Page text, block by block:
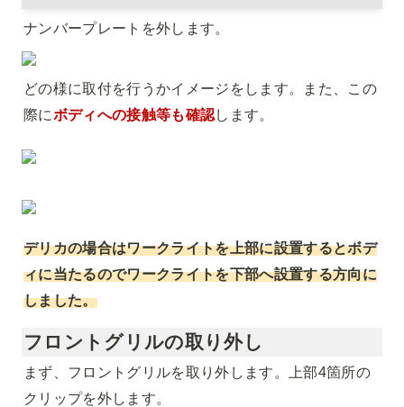
ナンバープレートを外します。
どの様に取付を行うかイメージをします。また、この
際にボディへの接触等も確認します。
デリカの場合はワークライトを上部に設置するとボデ
ィに当たるのでワークライトを下部へ設置する方向に
しました。
フロントグリルの取り外し
まず、フロントグリルを取り外します。上部4箇所の
クリップを外します。